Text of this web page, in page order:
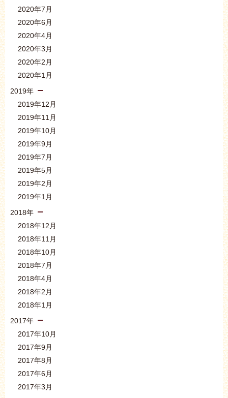
2020年7月
2020年6月
2020年4月
2020年3月
2020年2月
2020年1月
2019年
2019年12月
2019年11月
2019年10月
2019年9月
2019年7月
2019年5月
2019年2月
2019年1月
2018年
2018年12月
2018年11月
2018年10月
2018年7月
2018年4月
2018年2月
2018年1月
2017年
2017年10月
2017年9月
2017年8月
2017年6月
2017年3月